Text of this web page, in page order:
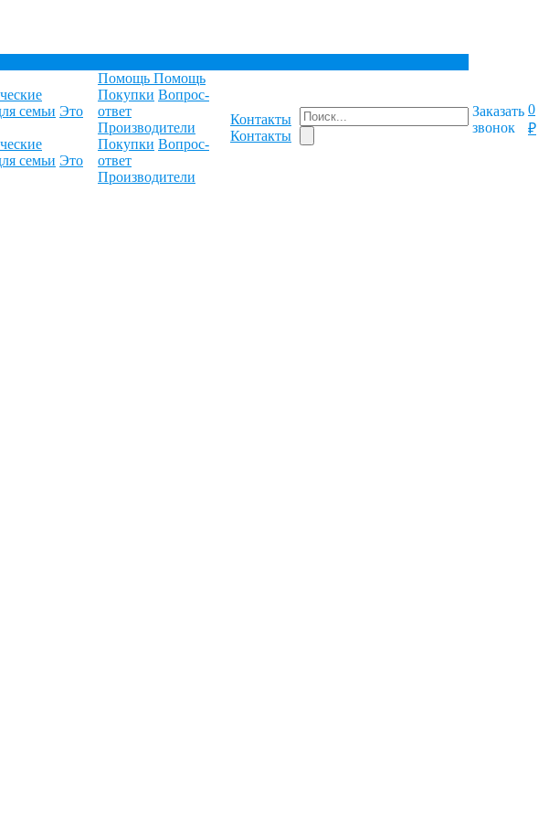
семьи Это
семьи Это
Помощь Помощь
Покупки Вопрос-
ответ
Производители
Покупки Вопрос-
ответ
Производители
Контакты
Контакты
Заказать
звонок
0
₽